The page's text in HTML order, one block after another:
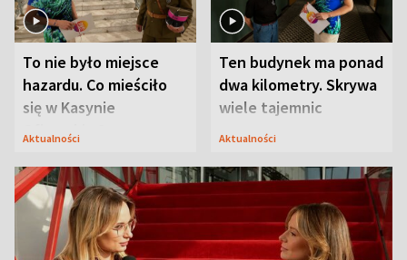
To nie było miejsce
hazardu. Co mieściło
się w Kasynie
Oficerskim?
Aktualności
Ten budynek ma ponad
dwa kilometry. Skrywa
wiele tajemnic
Aktualności